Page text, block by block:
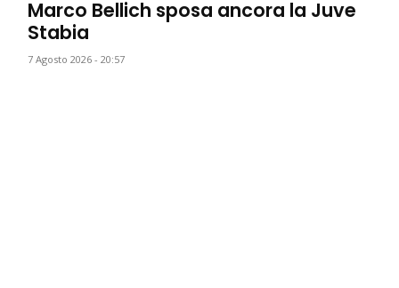
Marco Bellich sposa ancora la Juve
Stabia
7 Agosto 2026 - 20:57